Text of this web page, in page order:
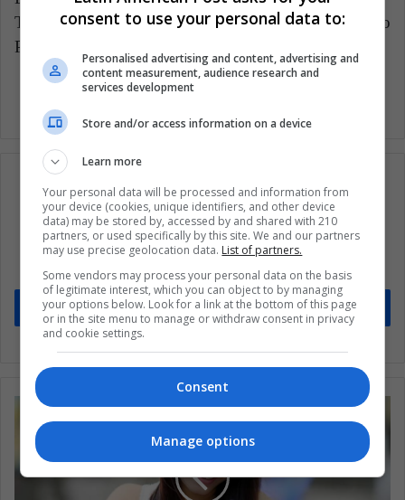
Traduzido de "Fútbol: La agobiante crisis del São
Paulo"
Subscribe to our mailing list to get the new
updates
Stay informed about what's happening in Latin America.
Subscribe
consent to use your personal data to:
Personalised advertising and content, advertising and
content measurement, audience research and
services development
Store and/or access information on a device
Learn more
Your personal data will be processed and information from
your device (cookies, unique identifiers, and other device
data) may be stored by, accessed by and shared with 210
partners, or used specifically by this site. We and our partners
may use precise geolocation data. List of partners.
Some vendors may process your personal data on the basis
of legitimate interest, which you can object to by managing
your options below. Look for a link at the bottom of this page
or in the site menu to manage or withdraw consent in privacy
and cookie settings.
Consent
Manage options